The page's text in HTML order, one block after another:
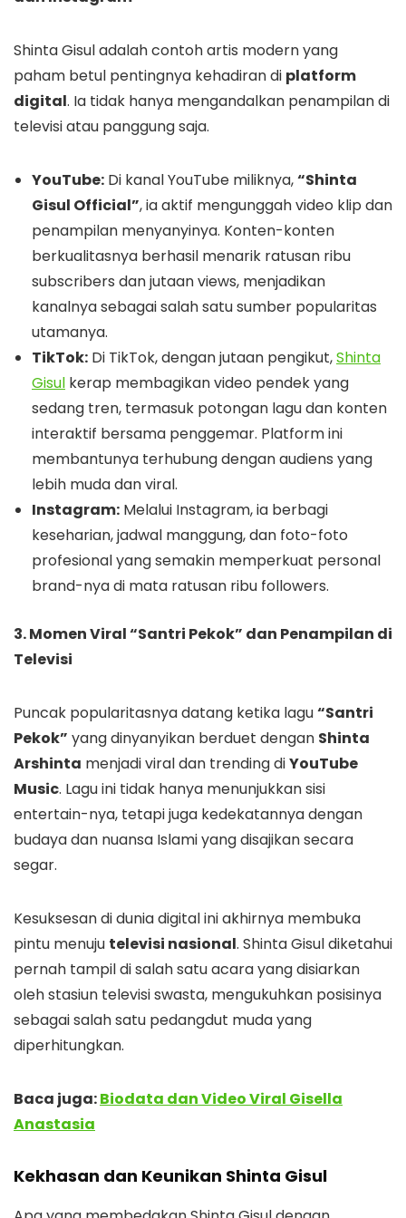
Shinta Gisul adalah contoh artis modern yang
paham betul pentingnya kehadiran di platform
digital. Ia tidak hanya mengandalkan penampilan di
televisi atau panggung saja.
YouTube: Di kanal YouTube miliknya,“Shinta
Gisul Official”, ia aktif mengunggah video klip dan
penampilan menyanyinya. Konten-konten
berkualitasnya berhasil menarik ratusan ribu
subscribers dan jutaan views, menjadikan
kanalnya sebagai salah satu sumber popularitas
utamanya.
TikTok: Di TikTok, dengan jutaan pengikut,Shinta
Gisul kerap membagikan video pendek yang
sedang tren, termasuk potongan lagu dan konten
interaktif bersama penggemar. Platform ini
membantunya terhubung dengan audiens yang
lebih muda dan viral.
Instagram: Melalui Instagram, ia berbagi
keseharian, jadwal manggung, dan foto-foto
profesional yang semakin memperkuat personal
brand-nya di mata ratusan ribu followers.
3. Momen Viral “Santri Pekok” dan Penampilan di
Televisi
Puncak popularitasnya datang ketika lagu“Santri
Pekok” yang dinyanyikan berduet dengan Shinta
Arshinta menjadi viral dan trending diYouTube
Music. Lagu ini tidak hanya menunjukkan sisi
entertain-nya, tetapi juga kedekatannya dengan
budaya dan nuansa Islami yang disajikan secara
segar.
Kesuksesan di dunia digital ini akhirnya membuka
pintu menuju televisi nasional. Shinta Gisul diketahui
pernah tampil di salah satu acara yang disiarkan
oleh stasiun televisi swasta, mengukuhkan posisinya
sebagai salah satu pedangdut muda yang
diperhitungkan.
Baca juga:Biodata dan Video Viral Gisella
Anastasia
Kekhasan dan Keunikan Shinta Gisul